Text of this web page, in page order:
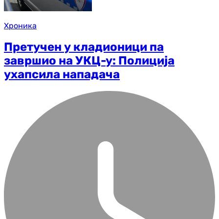
Хроника
Претучен у кладионици па
завршио на УКЦ-у: Полиција
ухапсила нападача